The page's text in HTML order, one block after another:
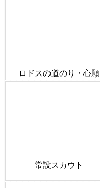
ロドスの道のり・心願
常設スカウト